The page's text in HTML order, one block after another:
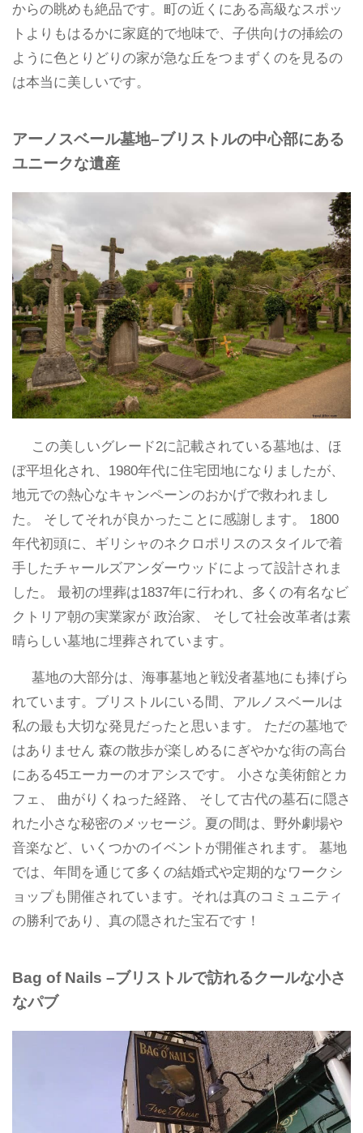
からの眺めも絶品です。町の近くにある高級なスポッ
トよりもはるかに家庭的で地味で、子供向けの挿絵の
ように色とりどりの家が急な丘をつまずくのを見るの
は本当に美しいです。
アーノスベール墓地–ブリストルの中心部にある
ユニークな遺産
この美しいグレード2に記載されている墓地は、ほ
ぼ平坦化され、1980年代に住宅団地になりましたが、
地元での熱心なキャンペーンのおかげで救われまし
た。 そしてそれが良かったことに感謝します。 1800
年代初頭に、ギリシャのネクロポリスのスタイルで着
手したチャールズアンダーウッドによって設計されま
した。 最初の埋葬は1837年に行われ、多くの有名なビ
クトリア朝の実業家が 政治家、 そして社会改革者は素
晴らしい墓地に埋葬されています。
墓地の大部分は、海事墓地と戦没者墓地にも捧げら
れています。ブリストルにいる間、アルノスベールは
私の最も大切な発見だったと思います。 ただの墓地で
はありません 森の散歩が楽しめるにぎやかな街の高台
にある45エーカーのオアシスです。 小さな美術館とカ
フェ、 曲がりくねった経路、 そして古代の墓石に隠さ
れた小さな秘密のメッセージ。夏の間は、野外劇場や
音楽など、いくつかのイベントが開催されます。 墓地
では、年間を通じて多くの結婚式や定期的なワークシ
ョップも開催されています。それは真のコミュニティ
の勝利であり、真の隠された宝石です！
Bag of Nails –ブリストルで訪れるクールな小さ
なパブ